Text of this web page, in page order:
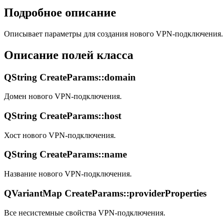
Подробное описание
Описывает параметры для создания нового VPN-подключения.
Описание полей класса
QString CreateParams::domain
Домен нового VPN-подключения.
QString CreateParams::host
Хост нового VPN-подключения.
QString CreateParams::name
Название нового VPN-подключения.
QVariantMap CreateParams::providerProperties
Все несистемные свойства VPN-подключения.